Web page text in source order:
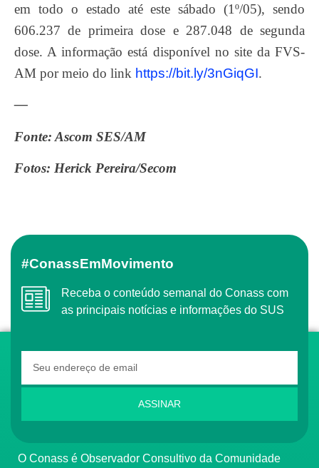
em todo o estado até este sábado (1º/05), sendo
606.237 de primeira dose e 287.048 de segunda
dose. A informação está disponível no site da FVS-
AM por meio do link https://bit.ly/3nGiqGI.
—
Fonte: Ascom SES/AM
Fotos: Herick Pereira/Secom
#ConassEmMovimento
Receba o conteúdo semanal do Conass com
as principais notícias e informações do SUS
ASSINAR
O Conass é Observador Consultivo da Comunidade